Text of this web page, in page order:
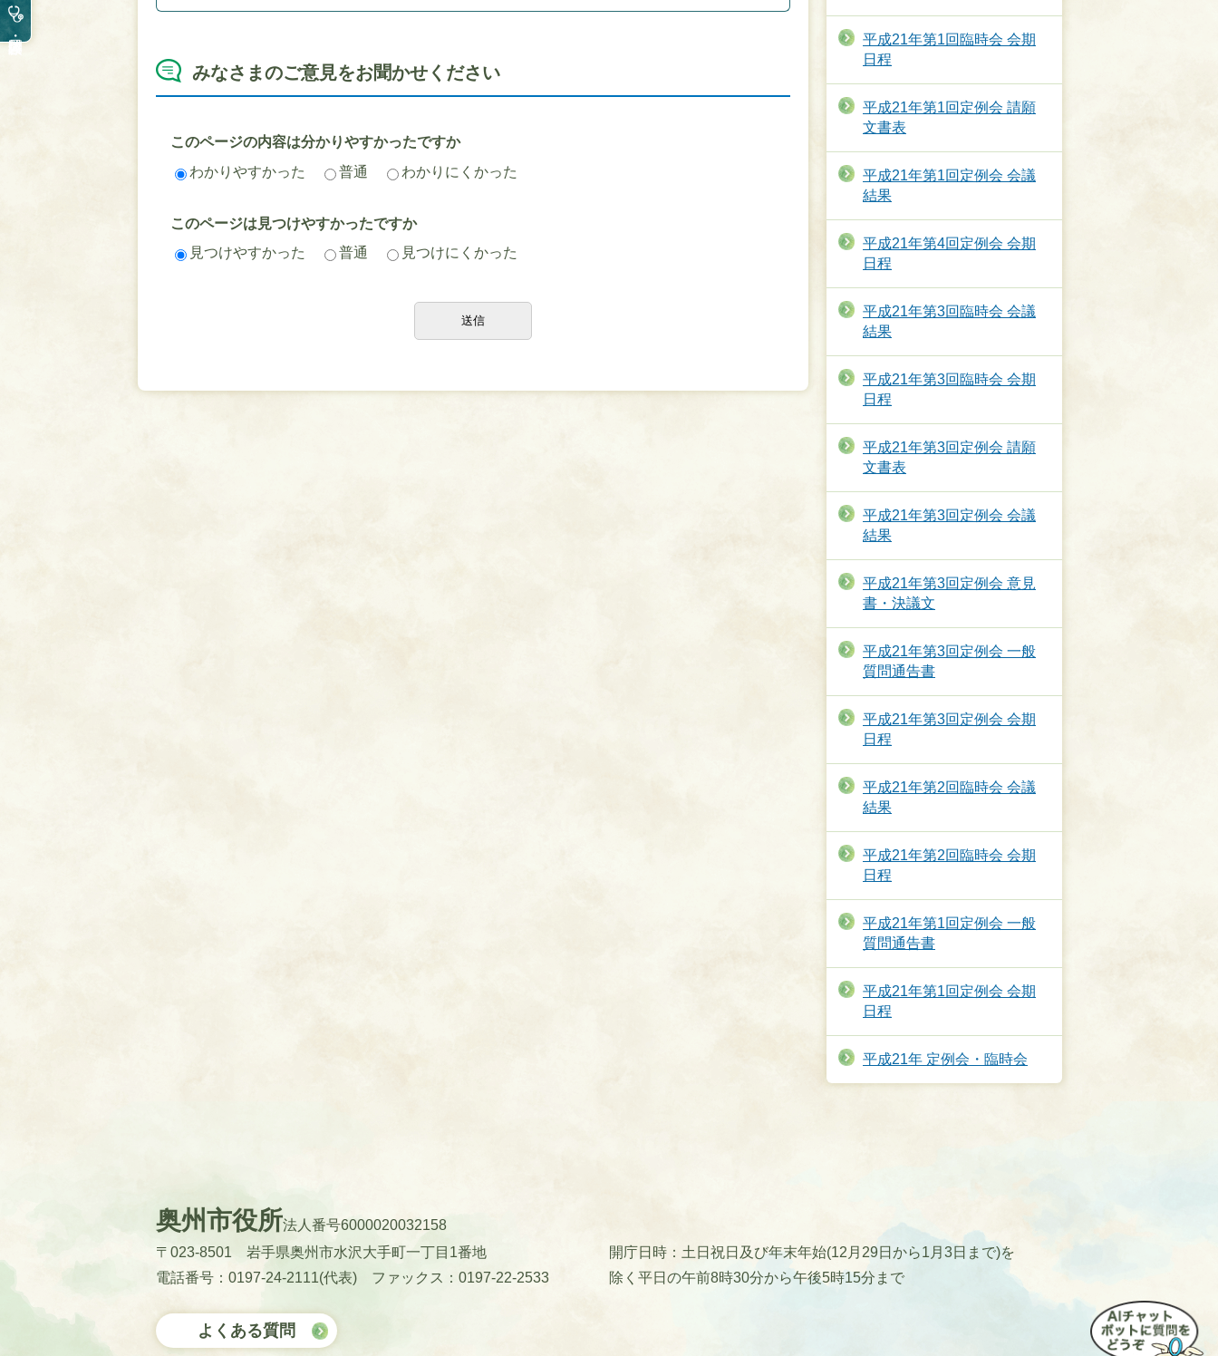
みなさまのご意見をお聞かせください
このページの内容は分かりやすかったですか
わかりやすかった
普通 わかりにくかった
このページは見つけやすかったですか
見つけやすかった
普通 見つけにくかった
平成21年第1回臨時会 会期
日程
平成21年第1回定例会 請願
文書表
平成21年第1回定例会 会議
結果
平成21年第4回定例会 会期
日程
平成21年第3回臨時会 会議
結果
平成21年第3回臨時会 会期
日程
平成21年第3回定例会 請願
文書表
平成21年第3回定例会 会議
結果
平成21年第3回定例会 意見
書・決議文
平成21年第3回定例会 一般
質問通告書
平成21年第3回定例会 会期
日程
平成21年第2回臨時会 会議
結果
平成21年第2回臨時会 会期
日程
平成21年第1回定例会 一般
質問通告書
平成21年第1回定例会 会期
日程
平成21年 定例会・臨時会
奥州市役所法人番号6000020032158
〒023-8501 岩手県奥州市水沢大手町一丁目1番地
電話番号：0197-24-2111(代表)
ファックス：0197-22-2533
開庁日時：土日祝日及び年末年始(12月29日から1月3日まで)を
除く平日の午前8時30分から午後5時15分まで
よくある質問